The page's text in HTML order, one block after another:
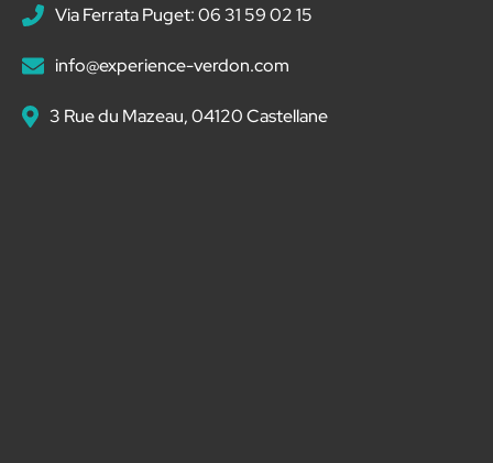
Via Ferrata Puget: 06 31 59 02 15
info@experience-verdon.com
3 Rue du Mazeau, 04120 Castellane